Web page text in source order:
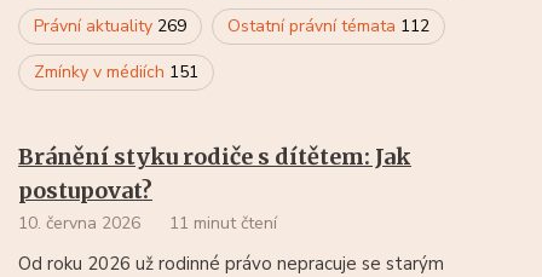
Právní aktuality 269 Ostatní právní témata 112
Zmínky v médiích 151
Bránění styku rodiče s dítětem: Jak
postupovat?
10. června 2026 11 minut čtení
Od roku 2026 už rodinné právo nepracuje se starým